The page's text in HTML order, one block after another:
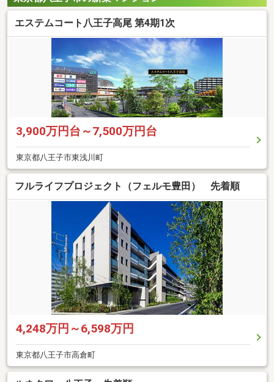
エステムコート八王子高尾 第4期1次
3,900万円台～7,500万円台
東京都八王子市東浅川町
フルライフプロジェクト（フェルモ豊田） 先着順
4,248万円～6,598万円
東京都八王子市高倉町